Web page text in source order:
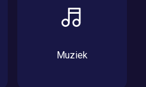
Muziek